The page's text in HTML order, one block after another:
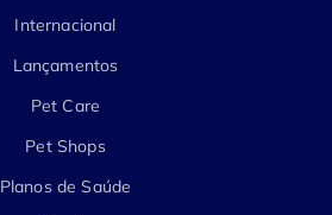
Internacional
Lançamentos
Pet Care
Pet Shops
Planos de Saúde